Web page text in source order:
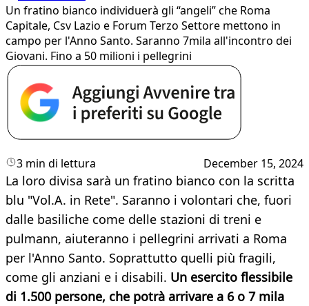
Un fratino bianco individuerà gli “angeli” che Roma
Capitale, Csv Lazio e Forum Terzo Settore mettono in
campo per l'Anno Santo. Saranno 7mila all'incontro dei
Giovani. Fino a 50 milioni i pellegrini
3 min di lettura December 15, 2024
La loro divisa sarà un fratino bianco con la scritta
blu "Vol.A. in Rete". Saranno i volontari che, fuori
dalle basiliche come delle stazioni di treni e
pulmann, aiuteranno i pellegrini arrivati a Roma
per l'Anno Santo. Soprattutto quelli più fragili,
come gli anziani e i disabili. Un esercito flessibile
di 1.500 persone, che potrà arrivare a 6 o 7 mila